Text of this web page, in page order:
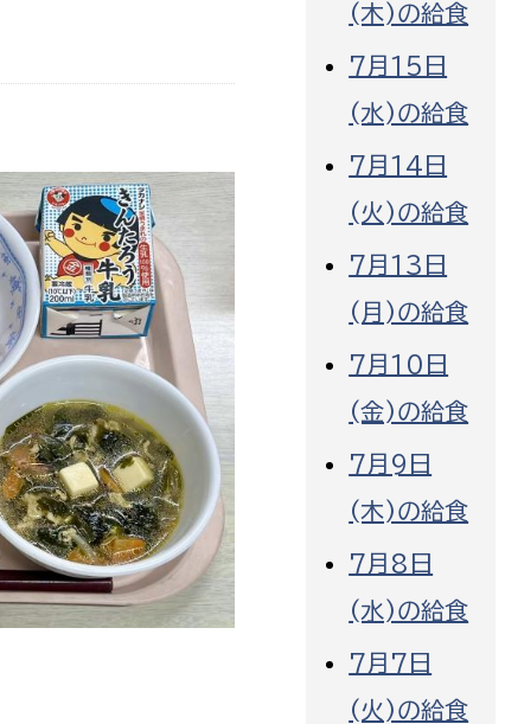
水産海浜課
市立総合医療センター
患者サポートセンター
病院管理局：経営管理課
病院管理局：施設用度課
選挙管理委員会事務局
選挙管理委員会事務局
(木)の給食
7月15日
(水)の給食
7月14日
(火)の給食
7月13日
(月)の給食
7月10日
(金)の給食
7月9日
(木)の給食
7月8日
(水)の給食
7月7日
(火)の給食